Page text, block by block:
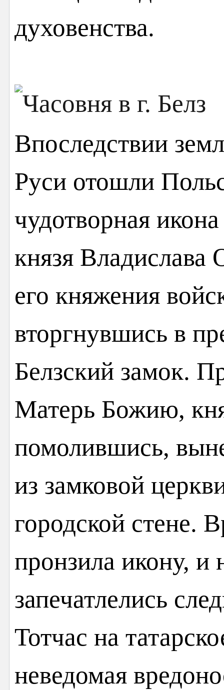
духовенства.
Впоследствии
Руси отошли
чудотворная
князя Владислава
его княжения
вторгнувшись в
Белзский замок.
Матерь Божию,
помолившись,
из замковой
городской стене.
пронзила икону, и
запечатлелись
Тотчас на
неведомая